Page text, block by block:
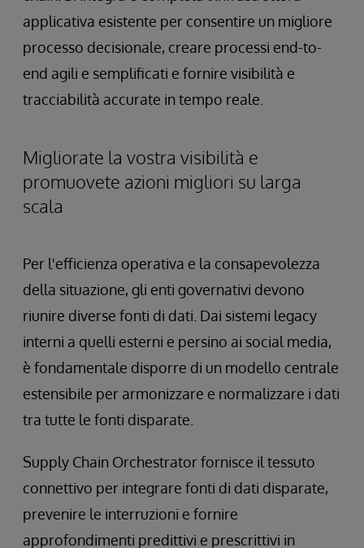
applicativa esistente per consentire un migliore
processo decisionale, creare processi end-to-
end agili e semplificati e fornire visibilità e
tracciabilità accurate in tempo reale.
Migliorate la vostra visibilità e
promuovete azioni migliori su larga
scala
Per l'efficienza operativa e la consapevolezza
della situazione, gli enti governativi devono
riunire diverse fonti di dati. Dai sistemi legacy
interni a quelli esterni e persino ai social media,
è fondamentale disporre di un modello centrale
estensibile per armonizzare e normalizzare i dati
tra tutte le fonti disparate.
Supply Chain Orchestrator fornisce il tessuto
connettivo per integrare fonti di dati disparate,
prevenire le interruzioni e fornire
approfondimenti predittivi e prescrittivi in